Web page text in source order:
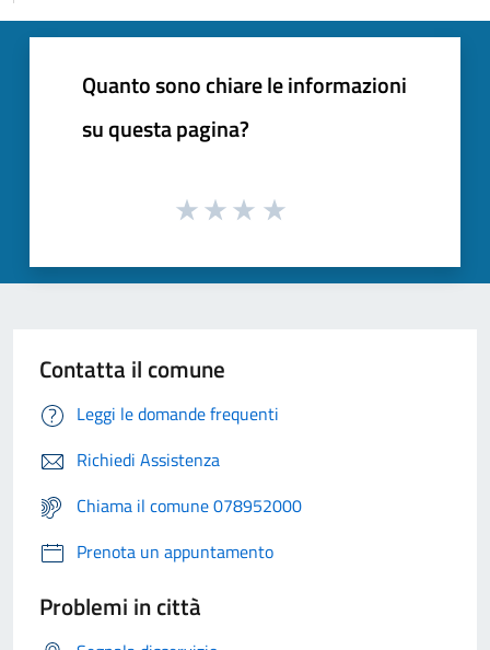
Quanto sono chiare le informazioni
su questa pagina?
Contatta il comune
Leggi le domande frequenti
Richiedi Assistenza
Chiama il comune 078952000
Prenota un appuntamento
Problemi in città